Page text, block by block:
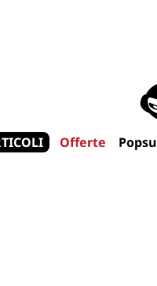
Offerte